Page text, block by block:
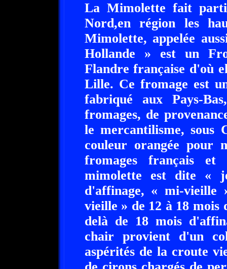
La Mimolette fait
Nord,en région les
Mimolette, appelée
Hollande » est un
Flandre française d'où
Lille. Ce fromage est
fabriqué aux Pays-
fromages, de
le mercantilisme, sous
couleur orangée pour
fromages français et
mimolette est dite «
d'affinage, « mi-
vieille » de 12 à 18
delà de 18 mois
chair provient d'un
aspérités de la croute